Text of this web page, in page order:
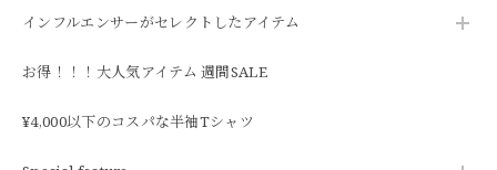
インフルエンサーがセレクトしたアイテム
お得！！！大人気アイテム 週間SALE
¥4,000以下のコスパな半袖Tシャツ